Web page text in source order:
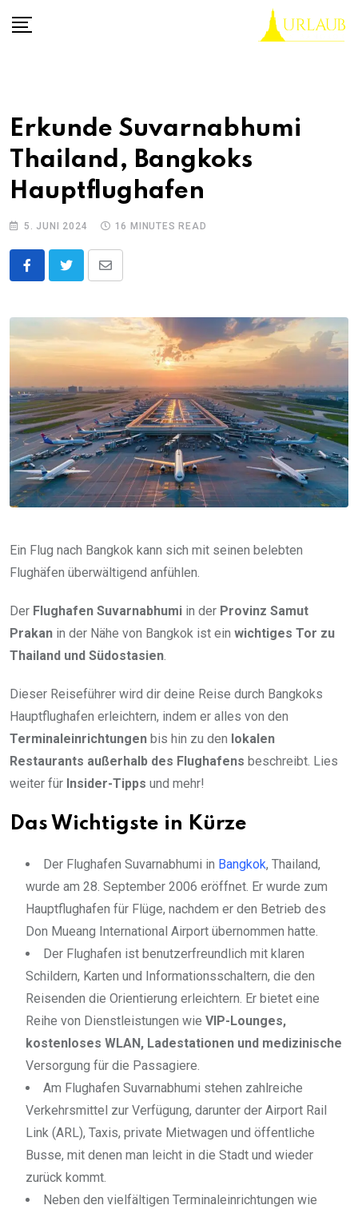
Erkunde Suvarnabhumi
Thailand, Bangkoks
Hauptflughafen
5. JUNI 2024 16 MINUTES READ
Share
Email
Ein Flug nach Bangkok kann sich mit seinen belebten
Flughäfen überwältigend anfühlen.
Der Flughafen Suvarnabhumi in der Provinz Samut
Prakan in der Nähe von Bangkok ist ein wichtiges Tor zu
Thailand und Südostasien.
Dieser Reiseführer wird dir deine Reise durch Bangkoks
Hauptflughafen erleichtern, indem er alles von den
Terminaleinrichtungen bis hin zu den lokalen
Restaurants außerhalb des Flughafens beschreibt. Lies
weiter für Insider-Tipps und mehr!
Das Wichtigste in Kürze
Der Flughafen Suvarnabhumi in Bangkok, Thailand,
wurde am 28. September 2006 eröffnet. Er wurde zum
Hauptflughafen für Flüge, nachdem er den Betrieb des
Don Mueang International Airport übernommen hatte.
Der Flughafen ist benutzerfreundlich mit klaren
Schildern, Karten und Informationsschaltern, die den
Reisenden die Orientierung erleichtern. Er bietet eine
Reihe von Dienstleistungen wie VIP-Lounges,
kostenloses WLAN, Ladestationen und medizinische
Versorgung für die Passagiere.
Am Flughafen Suvarnabhumi stehen zahlreiche
Verkehrsmittel zur Verfügung, darunter der Airport Rail
Link (ARL), Taxis, private Mietwagen und öffentliche
Busse, mit denen man leicht in die Stadt und wieder
zurück kommt.
Neben den vielfältigen Terminaleinrichtungen wie